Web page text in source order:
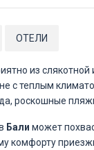
ОТЕЛИ
из
с теплым
роскошные
Бали может
комфорту